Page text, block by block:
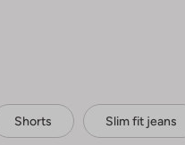
Shorts Slim fit jeans